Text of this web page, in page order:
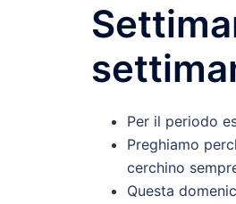
Per il periodo
Preghiamo
cerchino
Questa